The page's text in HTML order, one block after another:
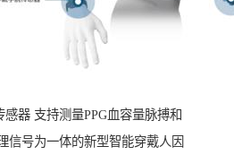
器 支持测量PPG血容量脉搏和
信号为一体的新型智能穿戴人因